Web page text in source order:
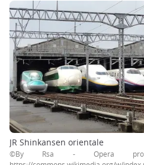
JR Shinkansen orientale
©By Rsa - Opera